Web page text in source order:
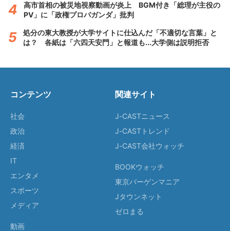
高市首相の被災地視察動画が炎上 BGM付き「総理が主役の
PV」に「政権プロパガンダ」批判
処分の東大教授が大学サイトに仕込んだ「不適切な言葉」と
は？ 各紙は「六四天安門」と報道も...大学側は説明拒否
コンテンツ
社会
政治
経済
IT
エンタメ
スポーツ
メディア
動画
関連サイト
J-CASTニュース
J-CASTトレンド
J-CAST会社ウォッチ
BOOKウォッチ
東京バーゲンマニア
Jタウンネット
ゼロまる